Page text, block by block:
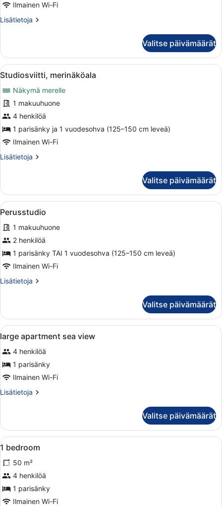
Ilmainen Wi-Fi
Lisätietoja
Lisätietoja
Valitse päivämäärät
Avaa
kaikki
huonetyypin
Studiosviitti,
merinäköala
kuvat
Siististi pedattu sänky, jossa on
2
Studiosviitti, merinäköala
Näkymä merelle
1 makuuhuone
4 henkilöä
1 parisänky ja 1 vuodesohva (125–150 cm leveä)
Ilmainen Wi-Fi
Lisätietoja
Lisätietoja
Valitse päivämäärät
Avaa
kaikki
huonetyypin
Perusstudio
kuvat
Makuuhuone, jossa on sänky,
4
Perusstudio
1 makuuhuone
2 henkilöä
1 parisänky TAI 1 vuodesohva (125–150 cm leveä)
Ilmainen Wi-Fi
Lisätietoja
Lisätietoja
Valitse päivämäärät
Avaa
kaikki
huonetyypin
large
apartment
sea
view
Pimennysverhot, silitysrauta/-
4
large apartment sea view
4 henkilöä
1 parisänky
Ilmainen Wi-Fi
Lisätietoja
Lisätietoja
sea
view
Valitse päivämäärät
Avaa
kaikki
huonetyypin
1
bedroom
kuvat
Pimennysverhot, silitysrauta/-
4
1 bedroom
50 m²
4 henkilöä
1 parisänky
Ilmainen Wi-Fi